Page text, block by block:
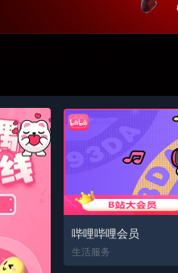
哔哩哔哩会员
生活服务